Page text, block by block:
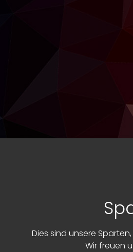
Dies sind unsere
Wir freuen